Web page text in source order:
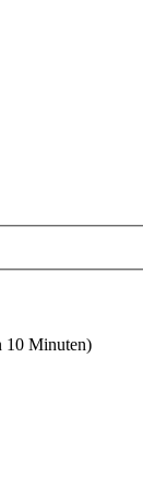
10 Minuten)